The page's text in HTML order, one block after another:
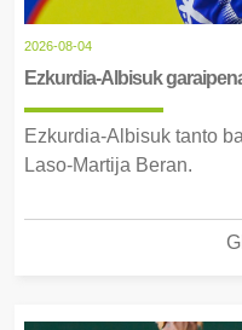
2026-08-04
Ezkurdia-Albisuk
Ezkurdia-Albisuk tanto
Laso-Martija Beran.